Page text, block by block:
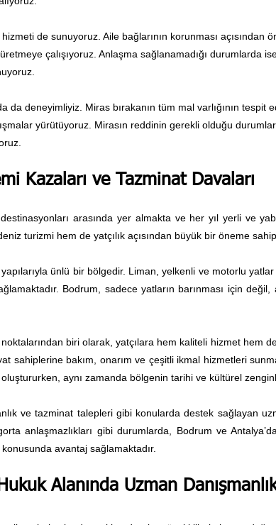
de sunuyoruz. Aile bağlarının korunması
çalışıyoruz. Anlaşma sağlanamadığı durumlarda
deneyimliyiz. Miras bırakanın tüm mal varlığının tespit
yürütüyoruz. Mirasın reddinin gerekli olduğu
Kazaları ve Tazminat Davaları
arasında yer almakta ve her yıl yerli ve
turizmi hem de yatçılık açısından büyük bir öneme
yapılarıyla ünlü bir bölgedir. Liman, yelkenli ve motorlu
Bodrum, sadece yatların barınması için değil,
biri olarak, yatçılara hem kaliteli hizmet hem
sahiplerine bakım, onarım ve çeşitli ikmal hizmetleri
aynı zamanda bölgenin tarihi ve kültürel
ve tazminat talepleri gibi konularda destek sağlayan
anlaşmazlıkları gibi durumlarda, Bodrum ve
avantaj sağlamaktadır.
Alanında Uzman